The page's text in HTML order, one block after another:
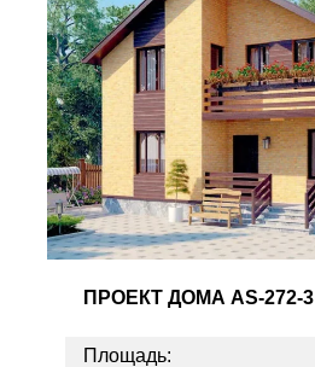
ПРОЕКТ ДОМА AS-272-3
Площадь: